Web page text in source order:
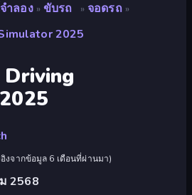
ำลอง » ขับรถ » จอดรถ »
2025
Driving
อิงจากข้อมูล 6 เดือนที่ผ่านมา)
2568